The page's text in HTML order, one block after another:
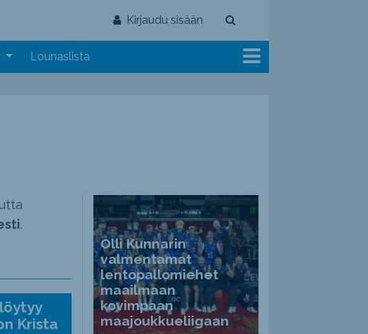
Kirjaudu sisään
Lounaslista
.
Krista
Olli Kunnarin
valmentamat
lentopallomiehet
maailmaan
kovimpaan
maajoukkueliigaan